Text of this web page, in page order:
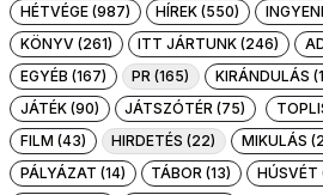
HÉTVÉGE (987) HÍREK (550)
KÖNYV (261)
ITT JÁRTUNK (246)
EGYÉB (167)
PR (165) KIRÁNDULÁS
JÁTÉK (90)
JÁTSZÓTÉR (75)
FILM (43)
HIRDETÉS (22) MIKULÁS
PÁLYÁZAT (14)
TÁBOR (13) HÚSVÉT